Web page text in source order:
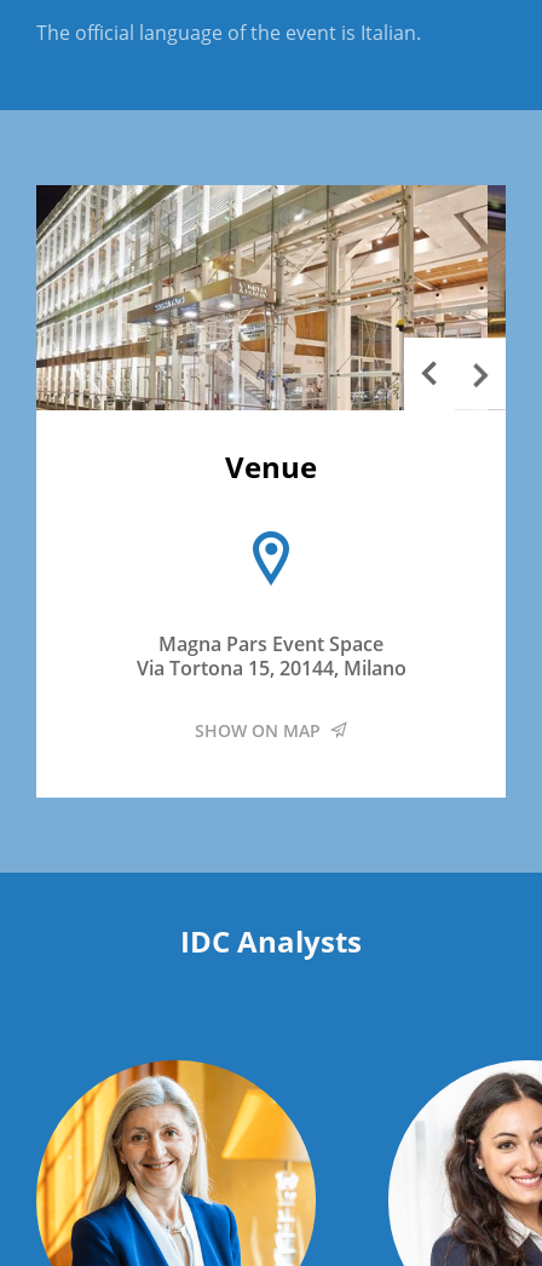
The official language of the event is Italian.
Venue
Magna Pars Event Space
Via Tortona 15, 20144, Milano
SHOW ON MAP
IDC Analysts